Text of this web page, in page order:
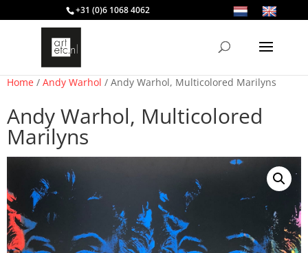
+31 (0)6 1068 4062
Home / Andy Warhol / Andy Warhol, Multicolored Marilyns
Andy Warhol, Multicolored
Marilyns